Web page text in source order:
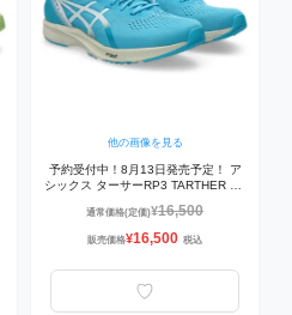
他の画像を見る
予約受付中！8月13日発売予定！ ア
シックス ターサーRP3 TARTHER RP
ズ AQUARIUM/WHITE
通常価格(定価)¥16,500
販売価格¥16,500 税込